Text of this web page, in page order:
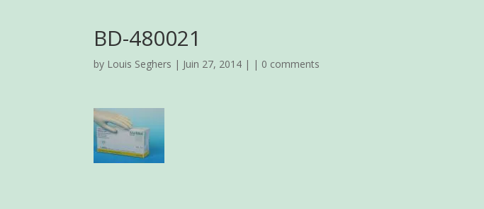
BD-480021
by Louis Seghers | Juin 27, 2014 | | 0 comments